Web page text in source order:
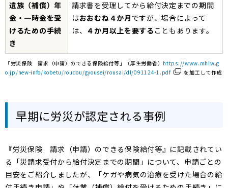
遺族（補償）年
金・一時金を受
けるための手続
き
請求書を受理してから給付決定までの期間
はおおむね４か月 ですが、場合によって
は、 ４か月以上を要する こともあります。
「労災保険 請求（申請）のできる保険給付等」（厚生労働省） https://www.mhlw.g
o.jp/new-info/kobetu/roudou/gyousei/rousai/dl/091124-1.pdf
を加工して作成
早期に労災が認定される事例
『労災保険 請求（申請）のできる保険給付等』に記載されてい
る「災請求受付から給付決定までの期間」について、申請ごとの
目安をご紹介しましたが、「ケガや病気の治療を受けた場合の給